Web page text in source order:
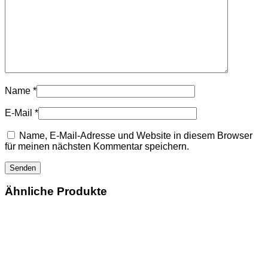
Name *
E-Mail *
Name, E-Mail-Adresse und Website in diesem Browser
für meinen nächsten Kommentar speichern.
Ähnliche Produkte